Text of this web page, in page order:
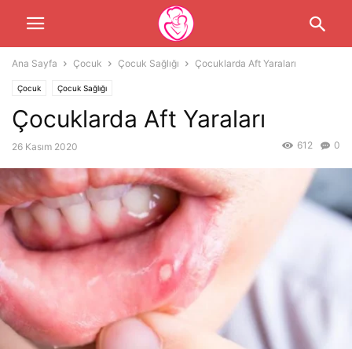
Ana Sayfa Çocuk Çocuk Sağlığı Çocuklarda Aft Yaraları
Çocuk Çocuk Sağlığı
Çocuklarda Aft Yaraları
26 Kasım 2020 0
612